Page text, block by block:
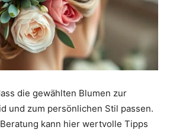
die gewählten Blumen zur
und zum persönlichen Stil passen.
kann hier wertvolle Tipps